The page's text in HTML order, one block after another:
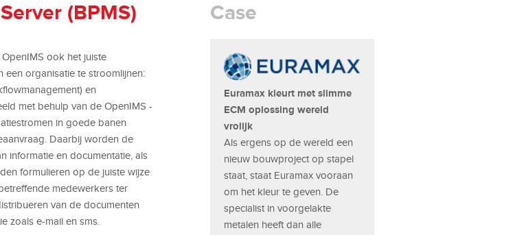
(BPMS)
ook het juiste
een organisatie te stroomlijnen:
en
met behulp van de OpenIMS -
in goede banen
Daarbij worden de
informatie en documentatie, als
formulieren op de juiste wijze
medewerkers ter
van de documenten
zoals e-mail en sms.
Case
Euramax kleurt met slimme
ECM oplossing wereld
vrolijk
Als ergens op de wereld een
nieuw bouwproject op stapel
staat, staat Euramax vooraan
om het kleur te geven. De
specialist in voorgelakte
metalen heeft dan alle